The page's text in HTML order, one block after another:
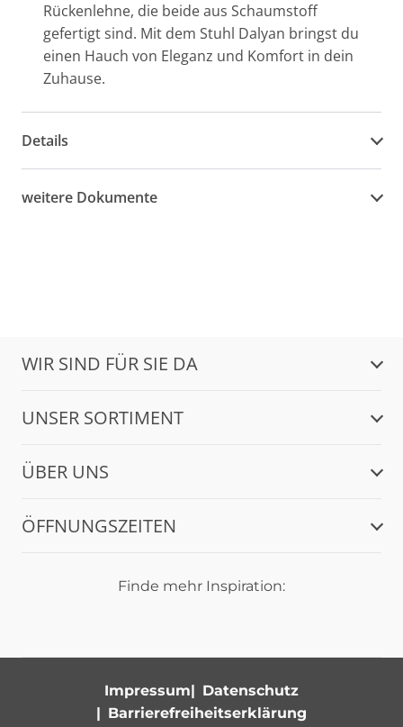
Rückenlehne, die beide aus Schaumstoff
gefertigt sind. Mit dem Stuhl Dalyan bringst du
einen Hauch von Eleganz und Komfort in dein
Zuhause.
Details
weitere Dokumente
WIR SIND FÜR SIE DA
UNSER SORTIMENT
ÜBER UNS
ÖFFNUNGSZEITEN
Finde mehr Inspiration:
Impressum
Datenschutz
Barrierefreiheitserklärung